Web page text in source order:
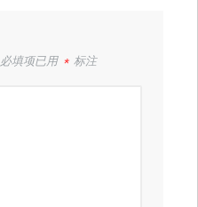
必填项已用 *标注